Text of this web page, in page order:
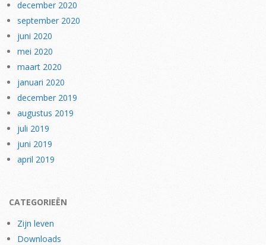
december 2020
september 2020
juni 2020
mei 2020
maart 2020
januari 2020
december 2019
augustus 2019
juli 2019
juni 2019
april 2019
CATEGORIEËN
Zijn leven
Downloads